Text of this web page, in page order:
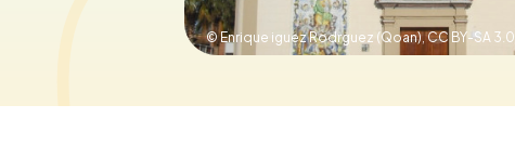
© Enrique iguez Rodrguez (Qoan),CC BY-SA 3.0